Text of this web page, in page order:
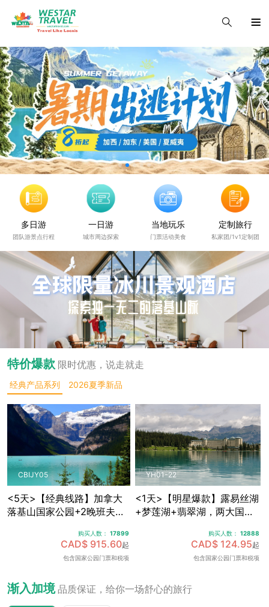
多日游
团队游景点行程
一日游
城市周边探索
当地玩乐
门票活动美食
定制旅行
私家团/1v1定制团
特价爆款 限时优惠，说走就走
经典产品系列 2026夏季新品
CBIJY05
<5天>【经典线路】加拿大
落基山国家公园+2晚班夫镇
园，露易丝湖纯玩跟团游，
可加订百年费尔蒙班夫温泉
酒店内午餐，升级美食体
购买人数：17899
CAD$ 915.60起
包含国家公园门票和税项
YH01-22
<1天>【明星爆款】露易丝湖
+梦莲湖+翡翠湖，两大国家
购买人数： 12888
CAD$ 124.95起
包含国家公园门票和税项
渐入加境 品质保证，给你一场舒心的旅行